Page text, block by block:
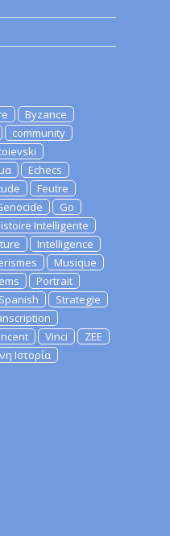
Byzance
community
Echecs
Feutre
Go
Intelligente
Intelligence
Musique
Portrait
Spanish
Strategie
Vinci
ZEE
Ιστορία